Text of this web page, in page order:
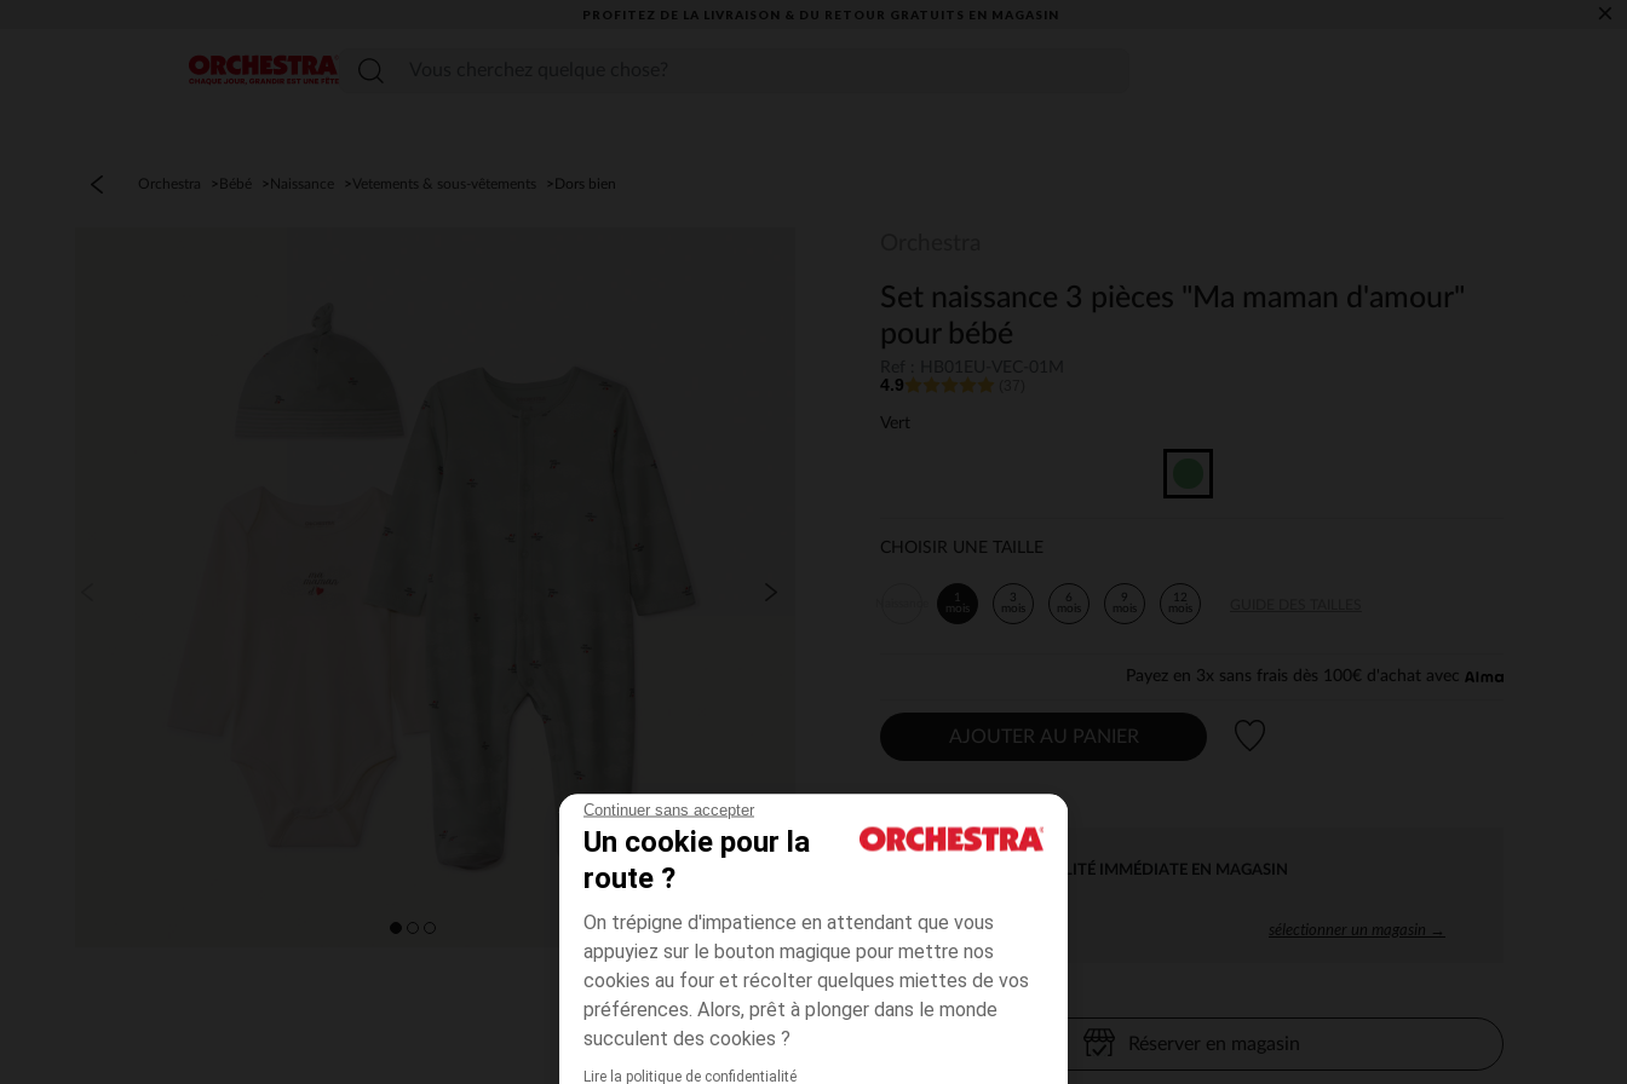
Continuer sans accepter
Un cookie pour la
route ?
On trépigne d'impatience en attendant que vous
appuyiez sur le bouton magique pour mettre nos
cookies au four et récolter quelques miettes de vos
préférences. Alors, prêt à plonger dans le monde
succulent des cookies ?
Lire la politique de confidentialité
PROFITEZ DE LA LIVRAISON & DU RETOUR GRATUITS EN MAGASIN​ ×
Menu
Orchestra Bébé Naissance Vetements & sous-vêtements Dors bien
Set naissance 3 pièces "Ma maman d'amour"
pour bébé
4.9
Vert
CHOISIR UNE TAILLE
1
mois
3
mois
6
mois
9
mois
12
mois
Payez en 3x sans frais dès 100€ d'achat avec
AJOUTER AU PANIER
DISPONIBILITÉ IMMÉDIATE EN MAGASIN
sélectionner un magasin →
Réserver en magasin